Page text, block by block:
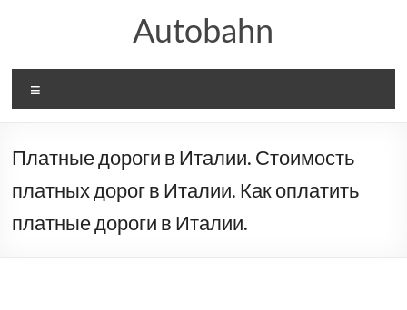
Autobahn
Платные дороги в Италии. Стоимость
платных дорог в Италии. Как оплатить
платные дороги в Италии.